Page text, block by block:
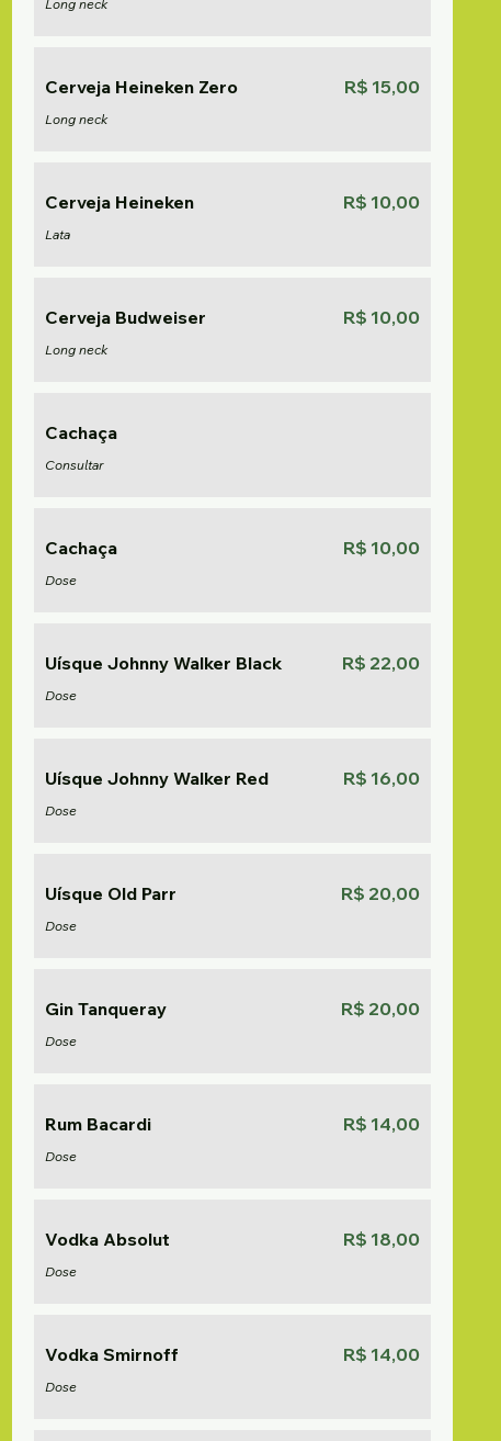
Long neck
Cerveja Heineken Zero
Long neck
R$ 15,00
Cerveja Heineken
Lata
R$ 10,00
Cerveja Budweiser
Long neck
R$ 10,00
Cachaça
Consultar
Cachaça
Dose
R$ 10,00
Uísque Johnny Walker Black
Dose
R$ 22,00
Uísque Johnny Walker Red
Dose
R$ 16,00
Uísque Old Parr
Dose
R$ 20,00
Gin Tanqueray
Dose
R$ 20,00
Rum Bacardi
Dose
R$ 14,00
Vodka Absolut
Dose
R$ 18,00
Vodka Smirnoff
Dose
R$ 14,00